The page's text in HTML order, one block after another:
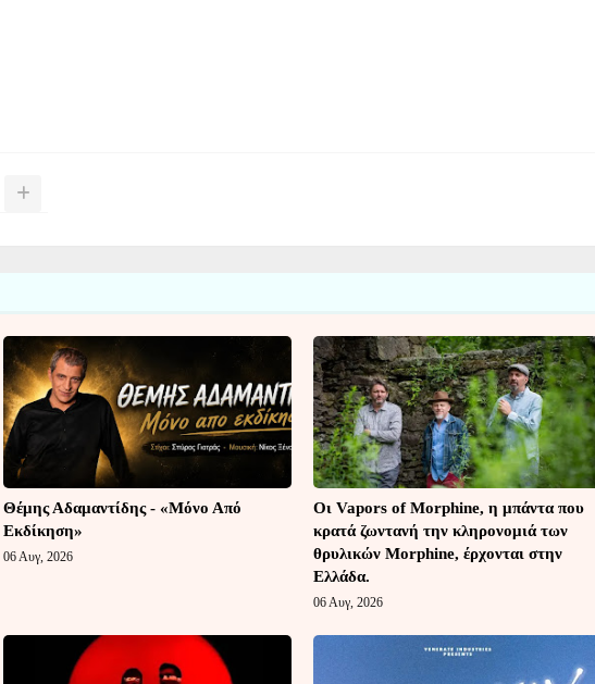
Θέμης Αδαμαντίδης - «Μόνο Από
Εκδίκηση»
06 Αυγ, 2026
Οι Vapors of Morphine, η μπάντα που
κρατά ζωντανή την κληρονομιά των
θρυλικών Morphine, έρχονται στην
Ελλάδα.
06 Αυγ, 2026